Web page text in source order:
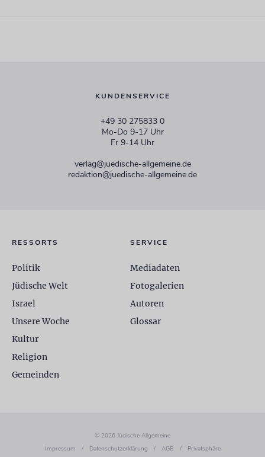
KUNDENSERVICE
+49 30 275833 0
Mo-Do 9-17 Uhr
Fr 9-14 Uhr
verlag@juedische-allgemeine.de
redaktion@juedische-allgemeine.de
RESSORTS
Politik
Jüdische Welt
Israel
Unsere Woche
Kultur
Religion
Gemeinden
SERVICE
Mediadaten
Fotogalerien
Autoren
Glossar
© 2026 Jüdische Allgemeine
Impressum
/ Datenschutzerklärung / AGB / Privatsphäre